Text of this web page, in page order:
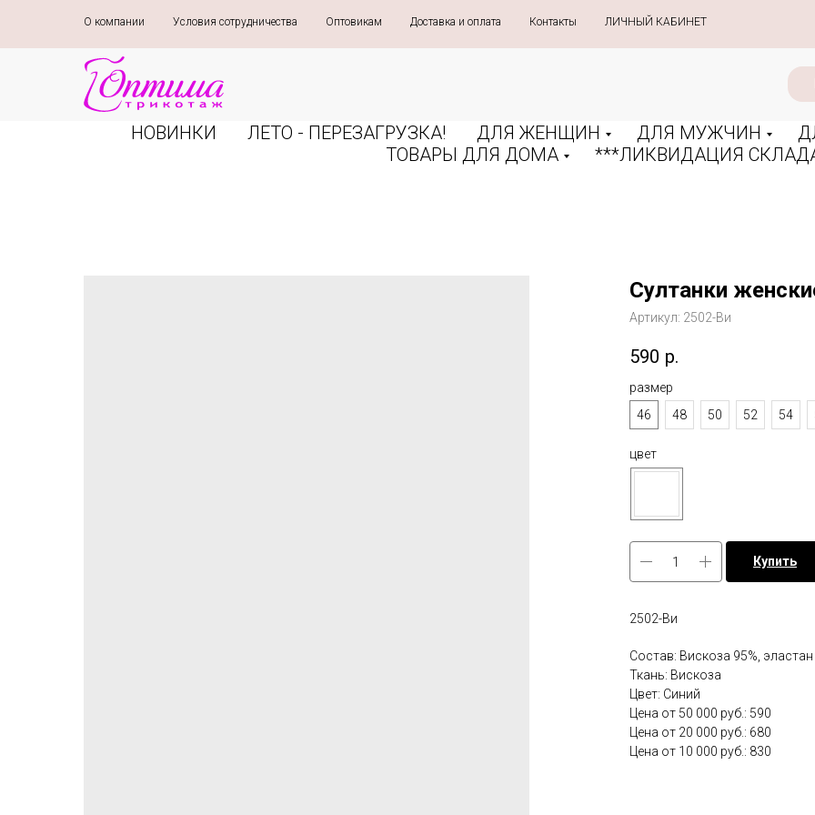
О компании Условия сотрудничества Оптовикам Доставка и оплата Контакты ЛИЧНЫЙ КАБИНЕТ
НОВИНКИ ЛЕТО - ПЕРЕЗАГРУЗКА! ДЛЯ ЖЕНЩИН ДЛЯ МУЖЧИН
ТОВАРЫ ДЛЯ ДОМА
***ЛИКВИДАЦИЯ
Султанки
Артикул: 2502-Ви
590 р.
размер
46
48 50 52 54
цвет
Купить
2502-Ви
Состав: Вискоза 95%, эластан
Ткань: Вискоза
Цвет: Синий
Цена от 50 000 руб.: 590
Цена от 20 000 руб.: 680
Цена от 10 000 руб.: 830